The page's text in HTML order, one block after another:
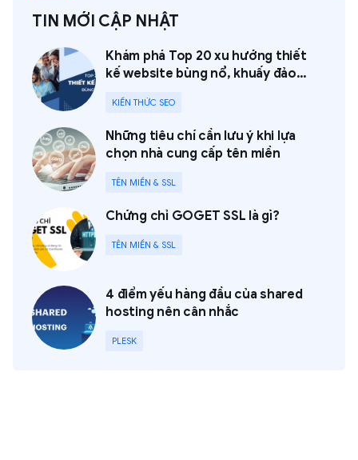
TIN MỚI CẬP NHẬT
Khám phá Top 20 xu hướng thiết
kế website bùng nổ, khuấy đảo
KIẾN THỨC SEO
Những tiêu chí cần lưu ý khi lựa
chọn nhà cung cấp tên miền
TÊN MIỀN & SSL
Chứng chỉ GOGET SSL là gì?
TÊN MIỀN & SSL
4 điểm yếu hàng đầu của shared
hosting nên cân nhắc
PLESK